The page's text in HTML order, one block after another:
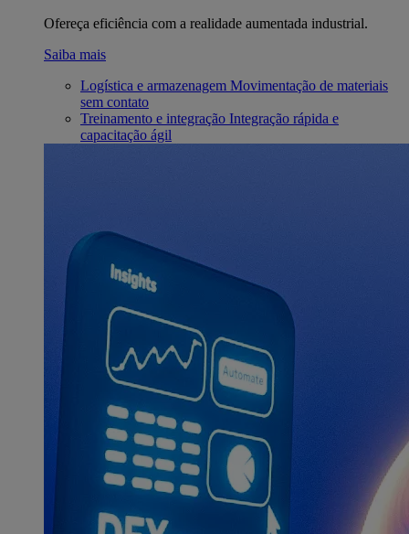
Ofereça eficiência com a realidade aumentada industrial.
Saiba mais
Logística e armazenagem Movimentação de materiais
sem contato
Treinamento e integração Integração rápida e
capacitação ágil